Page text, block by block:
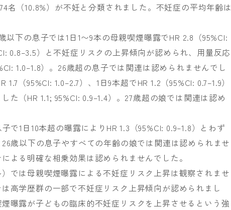
名（10.8%）が不妊と分類されました。不妊症の平均年齢は
下の息子では1日1〜9本の母親喫煙曝露でHR 2.8（95%CI:
0.8–3.5）と不妊症リスクの上昇傾向が認められ、用量反応
1.0–1.8）。26歳超の息子では関連は認められませんでし
（95%CI: 1.0–2.7）、1日9本超でHR 1.2（95%CI: 0.7–1.9）
た（HR 1.1; 95%CI: 0.9–1.4）。27歳超の娘では関連は認め
で1日10本超の曝露によりHR 1.3（95%CI: 0.9–1.8）とわず
歳以下の息子やすべての年齢の娘では関連は認められませ
よる明確な相乗効果は認められませんでした。
では母親喫煙曝露による不妊症リスク上昇は観察されませ
高学歴群の一部で不妊症リスク上昇傾向が認められまし
曝露が子どもの臨床的不妊症リスクを上昇させるという強